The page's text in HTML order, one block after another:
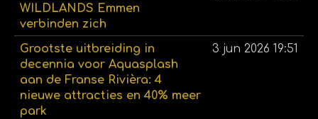
WILDLANDS Emmen
verbinden zich
Grootste uitbreiding in
decennia voor Aquasplash
aan de Franse Rivièra: 4
nieuwe attracties en 40% meer
park
3 jun 2026 19:51